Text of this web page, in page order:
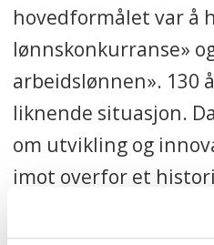
hovedformålet var å
lønnskonkurranse»
arbeidslønnen». 130
liknende situasjon.
om utvikling og
imot overfor et